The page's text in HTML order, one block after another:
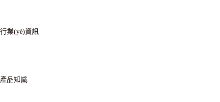
行業(yè)資訊
產品知識